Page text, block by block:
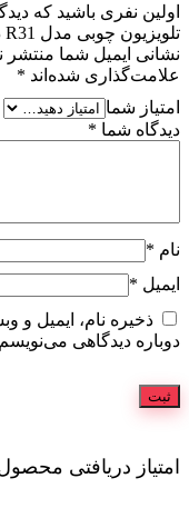
اولین نفری باشید که
تلویزیون چوبی مدل R31 درسایز 120 سانت در رنگ کاراکاچ”
نشانی ایمیل شما منتشر
علامت‌گذاری شده‌اند *
امتیاز شما
دیدگاه شما *
نام *
ایمیل *
ذخیره نام، ایمیل و
دوباره دیدگاهی
امتیاز دریافتی